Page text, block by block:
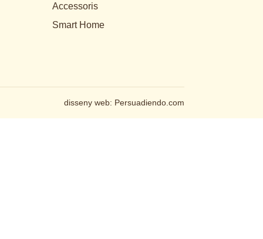
Accessoris
Smart Home
disseny web: Persuadiendo.com